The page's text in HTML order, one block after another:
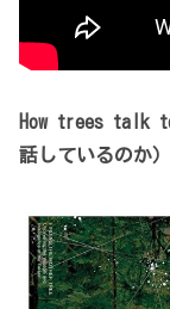
How trees talk
話しているのか